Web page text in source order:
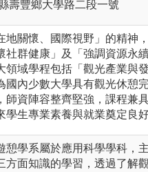
壽豐鄉大學路二段一號
地關懷、國際視野」的精神
社群健康」及「強調資源永
領域學程包括「觀光產業與
國內少數大學具有觀光休憩
師資陣容整齊堅強，課程兼
學生專業素養與就業奠定良好
憩學系屬於應用科學學科，
方面知識的學習，透過了解